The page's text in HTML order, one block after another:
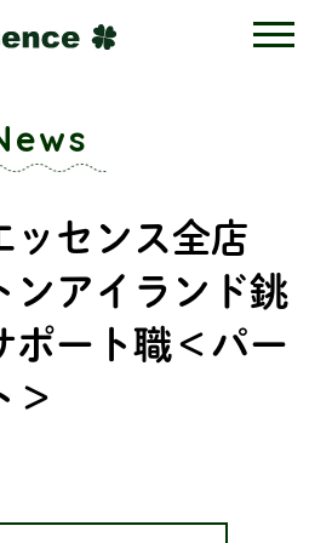
ッセンス全店
ンアイランド銚
ート職＜パー
＞